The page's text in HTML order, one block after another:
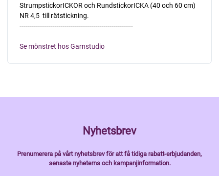
StrumpstickorICKOR och RundstickorICKA (40 och 60 cm)
NR 4,5  till rätstickning.
----------------------------------------------------------
Se mönstret hos Garnstudio
Nyhetsbrev
Prenumerera på vårt nyhetsbrev för att få tidiga rabatt-erbjudanden,
senaste nyheterns och kampanjinformation.